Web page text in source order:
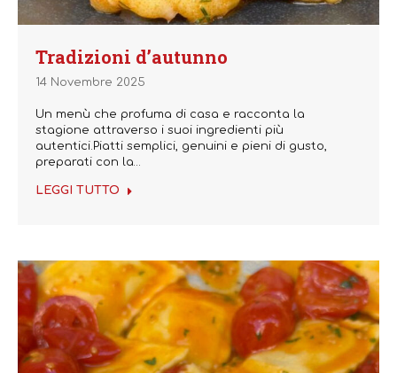
Tradizioni d’autunno
14 Novembre 2025
Un menù che profuma di casa e racconta la
stagione attraverso i suoi ingredienti più
autentici.Piatti semplici, genuini e pieni di gusto,
preparati con la…
LEGGI TUTTO